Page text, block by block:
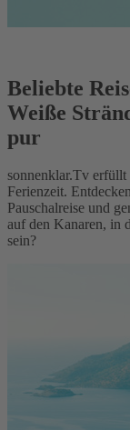
Beliebte
Weiße
pur
sonnenklar.Tv
Ferienzeit.
Pauschalreise und
auf den Kanaren, in
sein?